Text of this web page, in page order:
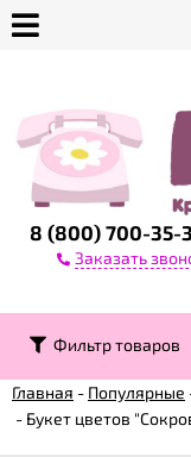
магазине
Доставка
Контакты
Возврат
8 (800) 700-35-
Заказать
Фильтр товаров
Главная - Популярные
- Букет цветов